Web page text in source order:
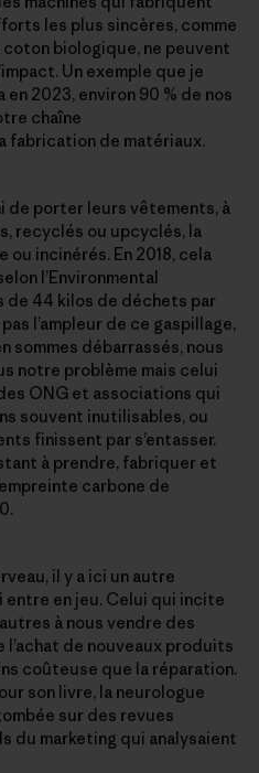
les plus sincères, comme
biologique, ne peuvent
Un exemple que je
en 2023, environ 90 % de nos
chaîne
fabrication de matériaux.
de porter leurs vêtements, à
recyclés ou upcyclés, la
incinérés. En 2018, cela
l’Environmental
de 44 kilos de déchets par
l’ampleur de ce gaspillage,
sommes débarrassés, nous
notre problème mais celui
ONG et associations qui
souvent inutilisables, ou
finissent par s’entasser.
à prendre, fabriquer et
carbone de
il y a ici un autre
en jeu. Celui qui incite
à nous vendre des
de nouveaux produits
coûteuse que la réparation.
son livre, la neurologue
sur des revues
du marketing qui analysaient